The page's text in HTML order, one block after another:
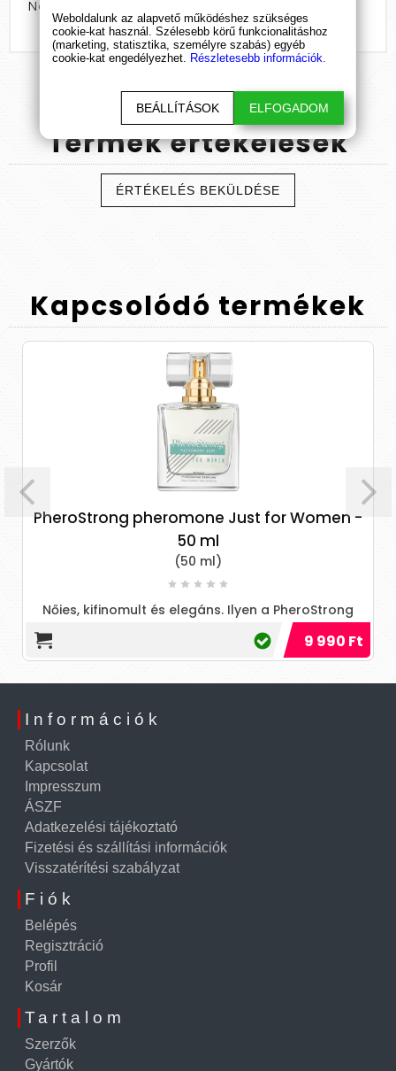
Nem: pároknak
Termékértékelések
ÉRTÉKELÉS BEKÜLDÉSE
Kapcsolódó termékek
PheroStrong pheromone Just for Women -
50 ml
(50 ml)
Nőies, kifinomult és elegáns. Ilyen a PheroStrong
feromon Just for Women, amely az időtlen stílust és
9 990 Ft
Információk
Rólunk
Kapcsolat
Impresszum
ÁSZF
Adatkezelési tájékoztató
Fizetési és szállítási információk
Visszatérítési szabályzat
Fiók
Belépés
Regisztráció
Profil
Kosár
Tartalom
Szerzők
Gyártók
Weboldalunk az alapvető működéshez szükséges
cookie-kat használ. Szélesebb körű funkcionalitáshoz
(marketing, statisztika, személyre szabás) egyéb
cookie-kat engedélyezhet. Részletesebb információk.
BEÁLLÍTÁSOK ELFOGADOM